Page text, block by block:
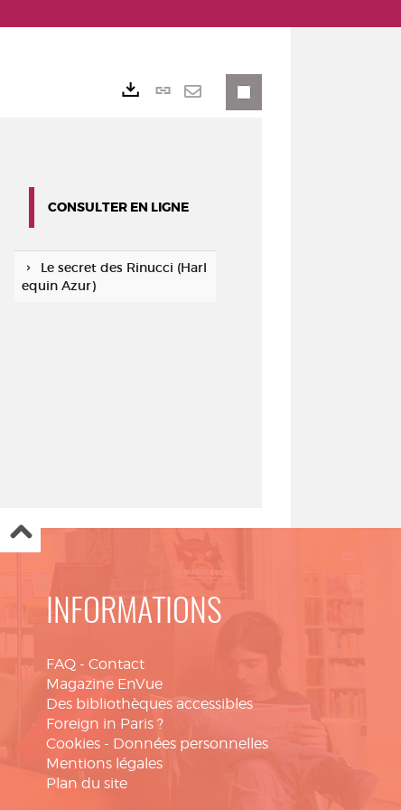
Lien
CONSULTER EN LIGNE
Le secret des Rinucci (Harl
equin Azur)
INFORMATIONS
FAQ - Contact
Magazine EnVue
Des bibliothèques accessibles
Foreign in Paris ?
Cookies - Données personnelles
Mentions légales
Plan du site